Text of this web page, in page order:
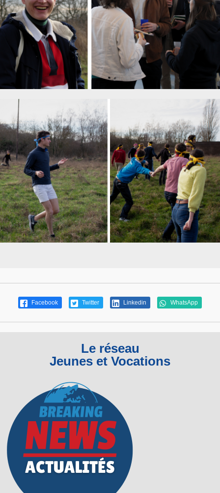
Facebook Twitter Linkedin WhatsApp
Le réseau
Jeunes et Vocations